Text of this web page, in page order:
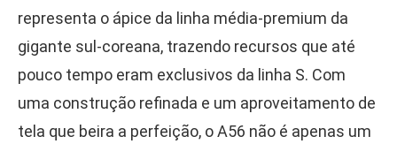
representa o ápice da linha média-premium da
gigante sul-coreana, trazendo recursos que até
pouco tempo eram exclusivos da linha S. Com
uma construção refinada e um aproveitamento de
tela que beira a perfeição, o A56 não é apenas um